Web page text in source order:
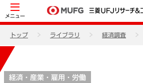
メニュー
トップ ライブラリ 経済調査
経済・産業・雇用・労働